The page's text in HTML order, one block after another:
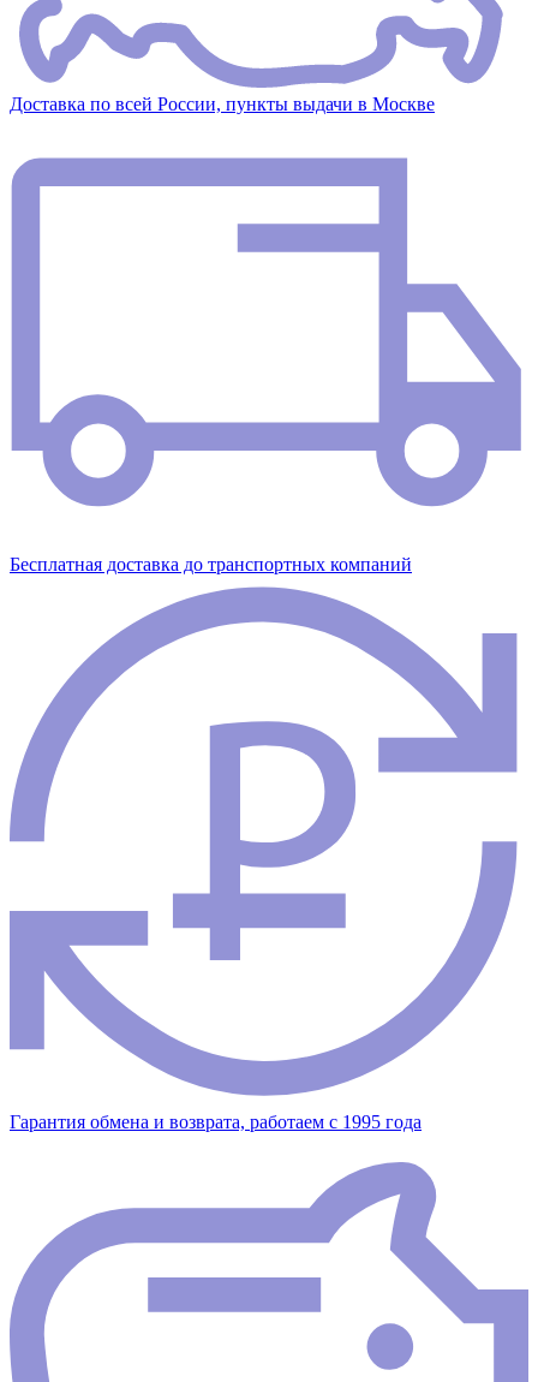
Доставка по всей России, пункты выдачи в Москве
Бесплатная доставка до транспортных компаний
Гарантия обмена и возврата, работаем с 1995 года